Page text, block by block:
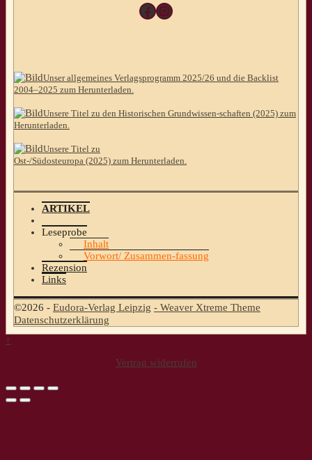
Facebook
Instagram
Unser allgemeines Verlagsprogramm 2025/26 und die Backlist
2004–2025 zum Herunterladen.
Unsere Titel zu den Historischen Grundwissen-schaften (2025) zum
Herunterladen.
Unsere Titel zu
Ost-/Südosteuropa (2025) zum Herunterladen.
ARTIKEL
Leseprobe
Inhalt
Vorwort/ Zusammen-fassung
Rezension
Links
©2026 - Eudora-Verlag Leipzig - Weaver Xtreme Theme
Datenschutzerklärung
↑
Vertrag widerrufen